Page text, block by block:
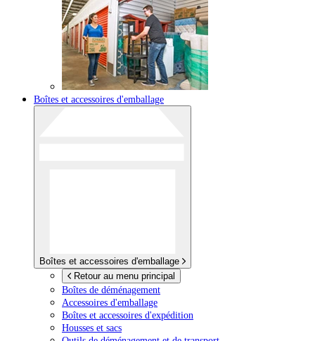
Boîtes et accessoires d'emballage
Boîtes et accessoires d'emballage
Retour au menu principal
Boîtes de déménagement
Accessoires d'emballage
Boîtes et accessoires d'expédition
Housses et sacs